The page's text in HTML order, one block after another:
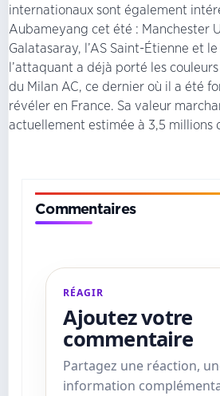
internationaux sont également
Aubameyang cet été : Manchester
Galatasaray, l’AS Saint-Étienne et
l’attaquant a déjà porté les
du Milan AC, ce dernier où il a été
révéler en France. Sa valeur
actuellement estimée à 3,5 millions
Commentaires
RÉAGIR
Ajoutez votre
commentaire
Partagez une réaction,
information